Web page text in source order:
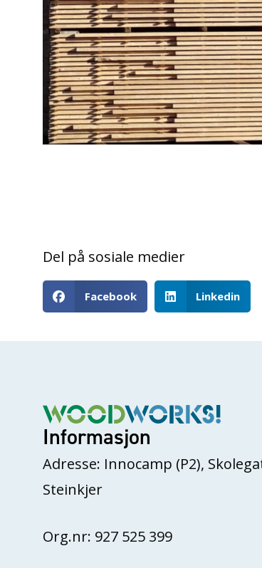
Del på sosiale medier
Facebook Linkedin
Informasjon
Adresse: Innocamp (P2),
Steinkjer
Org.nr: 927 525 399